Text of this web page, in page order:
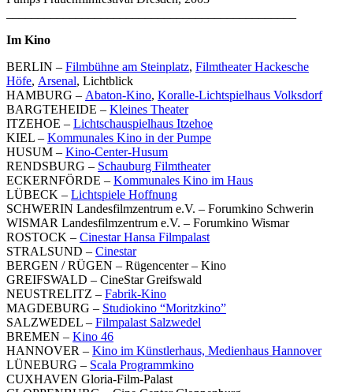
Im Kino
BERLIN – Filmbühne am Steinplatz, Filmtheater Hackesche
Höfe, Arsenal, Lichtblick
HAMBURG – Abaton-Kino, Koralle-Lichtspielhaus Volksdorf
BARGTEHEIDE – Kleines Theater
ITZEHOE – Lichtschauspielhaus Itzehoe
KIEL – Kommunales Kino in der Pumpe
HUSUM – Kino-Center-Husum
RENDSBURG – Schauburg Filmtheater
ECKERNFÖRDE – Kommunales Kino im Haus
LÜBECK – Lichtspiele Hoffnung
SCHWERIN Landesfilmzentrum e.V. – Forumkino Schwerin
WISMAR Landesfilmzentrum e.V. – Forumkino Wismar
ROSTOCK – Cinestar Hansa Filmpalast
STRALSUND – Cinestar
BERGEN / RÜGEN – Rügencenter – Kino
GREIFSWALD – CineStar Greifswald
NEUSTRELITZ – Fabrik-Kino
MAGDEBURG – Studiokino “Moritzkino”
SALZWEDEL – Filmpalast Salzwedel
BREMEN – Kino 46
HANNOVER – Kino im Künstlerhaus, Medienhaus Hannover
LÜNEBURG – Scala Programmkino
CUXHAVEN Gloria-Film-Palast